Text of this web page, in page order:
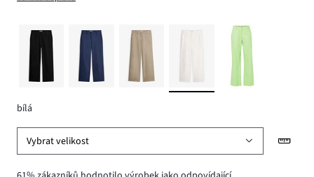
bílá
Vybrat velikost